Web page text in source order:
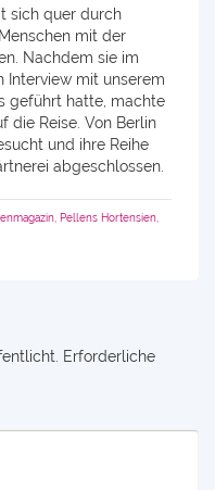
sich quer durch
mit der
Nachdem sie im
Interview mit unserem
geführt hatte, machte
die Reise. Von Berlin
und ihre Reihe
abgeschlossen.
Pellens Hortensien
Erforderliche